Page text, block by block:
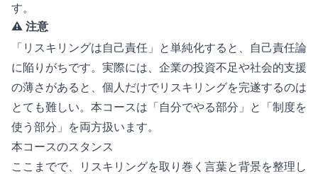
す。
⚠️ 注意
「リスキリングは自己責任」と単純化すると、自己責任論
に陥りがちです。実際には、企業の投資不足や社会的支援
の薄さがあると、個人だけでリスキリングを完遂するのは
とても難しい。本コースは「自分でやる部分」と「制度を
使う部分」を両方扱います。
本コースのスタンス
ここまでで、リスキリングを取り巻く言葉と背景を整理し